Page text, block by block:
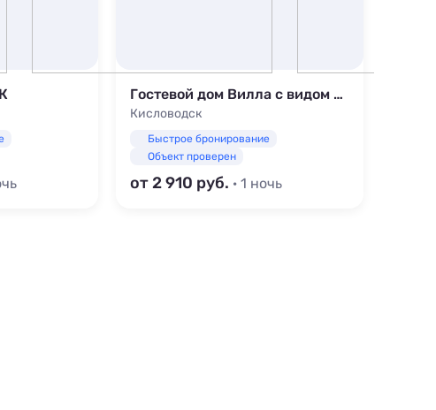
Гостевой дом Вилла с видом на горы
Кисловодск
Быстрое бронирование
Объект проверен
от 2 910 · 1 ночь